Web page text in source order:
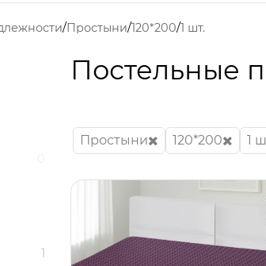
Простыни 120*200 1 шт.
0
1
Постельные
Простыни 120*200 1